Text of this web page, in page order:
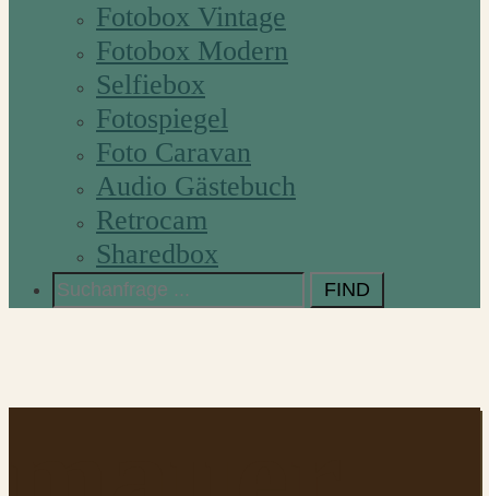
Fotobox Vintage
Fotobox Modern
Selfiebox
Fotospiegel
Foto Caravan
Audio Gästebuch
Retrocam
Sharedbox
Search
for: